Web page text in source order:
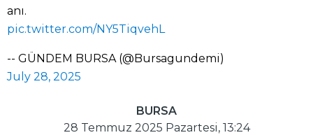
anı.
pic.twitter.com/NY5TiqvehL
-- GÜNDEM BURSA (@Bursagundemi)
July 28, 2025
BURSA
28 Temmuz 2025 Pazartesi, 13:24